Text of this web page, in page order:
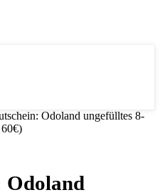
Odoland ungefülltes 8-
Odoland